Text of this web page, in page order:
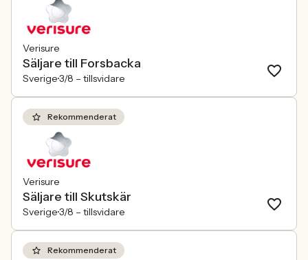
Verisure
Säljare till Forsbacka
Sverige3/8 – tillsvidare
Rekommenderat
Verisure
Säljare till Skutskär
Sverige3/8 – tillsvidare
Rekommenderat